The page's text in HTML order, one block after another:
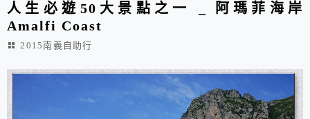
人生必遊50大景點之一 _ 阿瑪菲海岸
Amalfi Coast
2015南義自助行